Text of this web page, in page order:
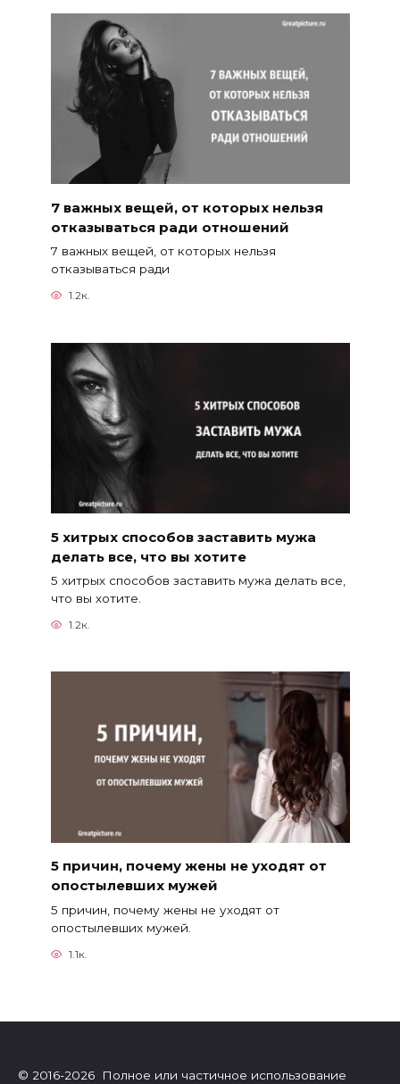
7 важных вещей, от которых нельзя
отказываться ради отношений
7 важных вещей, от которых нельзя
отказываться ради
1.2к.
5 хитрых способов заставить мужа
делать все, что вы хотите
5 хитрых способов заставить мужа делать все,
что вы хотите.
1.2к.
5 причин, почему жены не уходят от
опостылевших мужей
5 причин, почему жены не уходят от
опостылевших мужей.
1.1к.
© 2016-2026 Полное или частичное использование